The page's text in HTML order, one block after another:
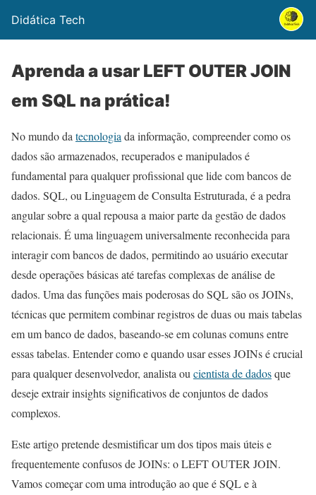
Didática Tech
Aprenda a usar LEFT OUTER JOIN
em SQL na prática!
No mundo da tecnologia da informação, compreender como os
dados são armazenados, recuperados e manipulados é
fundamental para qualquer profissional que lide com bancos de
dados. SQL, ou Linguagem de Consulta Estruturada, é a pedra
angular sobre a qual repousa a maior parte da gestão de dados
relacionais. É uma linguagem universalmente reconhecida para
interagir com bancos de dados, permitindo ao usuário executar
desde operações básicas até tarefas complexas de análise de
dados. Uma das funções mais poderosas do SQL são os JOINs,
técnicas que permitem combinar registros de duas ou mais tabelas
em um banco de dados, baseando-se em colunas comuns entre
essas tabelas. Entender como e quando usar esses JOINs é crucial
para qualquer desenvolvedor, analista ou cientista de dadosque
deseje extrair insights significativos de conjuntos de dados
complexos.
Este artigo pretende desmistificar um dos tipos mais úteis e
frequentemente confusos de JOINs: o LEFT OUTER JOIN.
Vamos começar com uma introdução ao que é SQL e à